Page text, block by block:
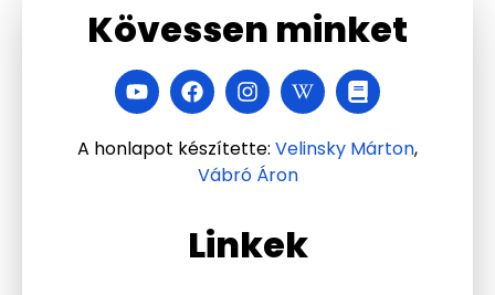
Linkek
Kövessen minket
A honlapot készítette: Velinsky Márton,
Vábró Áron